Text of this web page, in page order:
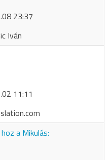
23:37
Iván
11:11
a Mikulás: